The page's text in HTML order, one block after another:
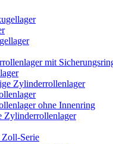
mit
Zylinderrollenlager
ohne Innenring
Zylinderrollenlager
Serie